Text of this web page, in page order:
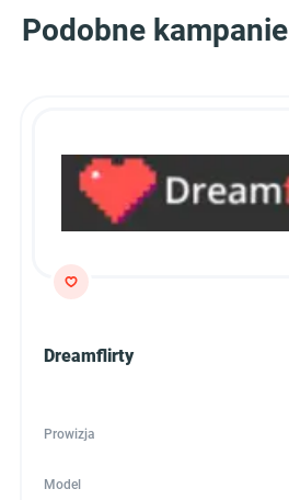
Podobne kampanie
Dreamflirty
Prowizja
Model